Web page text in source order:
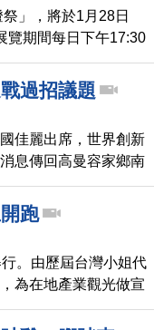
」，將於1月28日
覽期間每日下午17:30
旅，體驗山城特色燈
過招議題
佳麗出席，世界創新
息傳回高曼容家鄉南
的國民黨縣長參選人
我國選手壓力，民進
跑
。由歷屆台灣小姐代
為在地產業觀光做宣